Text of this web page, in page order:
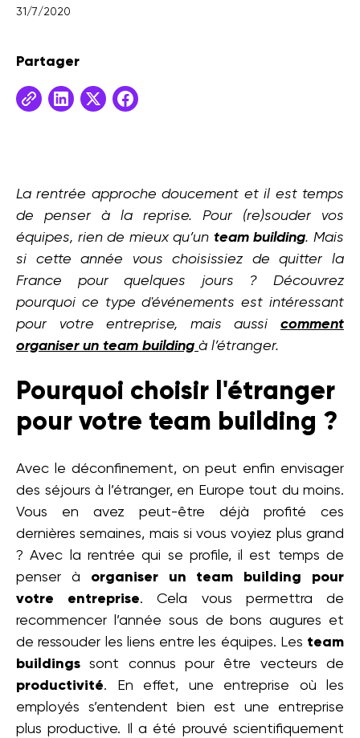
31/7/2020
Partager
La rentrée approche doucement et il est temps
de penser à la reprise. Pour (re)souder vos
équipes, rien de mieux qu’un team building. Mais
si cette année vous choisissiez de quitter la
France pour quelques jours ? Découvrez
pourquoi ce type d'événements est intéressant
pour votre entreprise, mais aussi comment
organiser un team building à l’étranger.
Pourquoi choisir l'étranger
pour votre team building ?
Avec le déconfinement, on peut enfin envisager
des séjours à l’étranger, en Europe tout du moins.
Vous en avez peut-être déjà profité ces
dernières semaines, mais si vous voyiez plus grand
? Avec la rentrée qui se profile, il est temps de
penser à organiser un team building pour
votre entreprise. Cela vous permettra de
recommencer l’année sous de bons augures et
de ressouder les liens entre les équipes. Les team
buildings sont connus pour être vecteurs de
productivité. En effet, une entreprise où les
employés s’entendent bien est une entreprise
plus productive. Il a été prouvé scientifiquement